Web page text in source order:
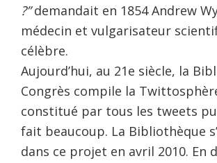
?”demandait en 1854 Andrew
médecin et vulgarisateur
célèbre.
Aujourd’hui, au 21e siècle, la
Congrès compile la
constitué par tous les tweets
fait beaucoup. La Bibliothèque
dans ce projet en avril 2010. En